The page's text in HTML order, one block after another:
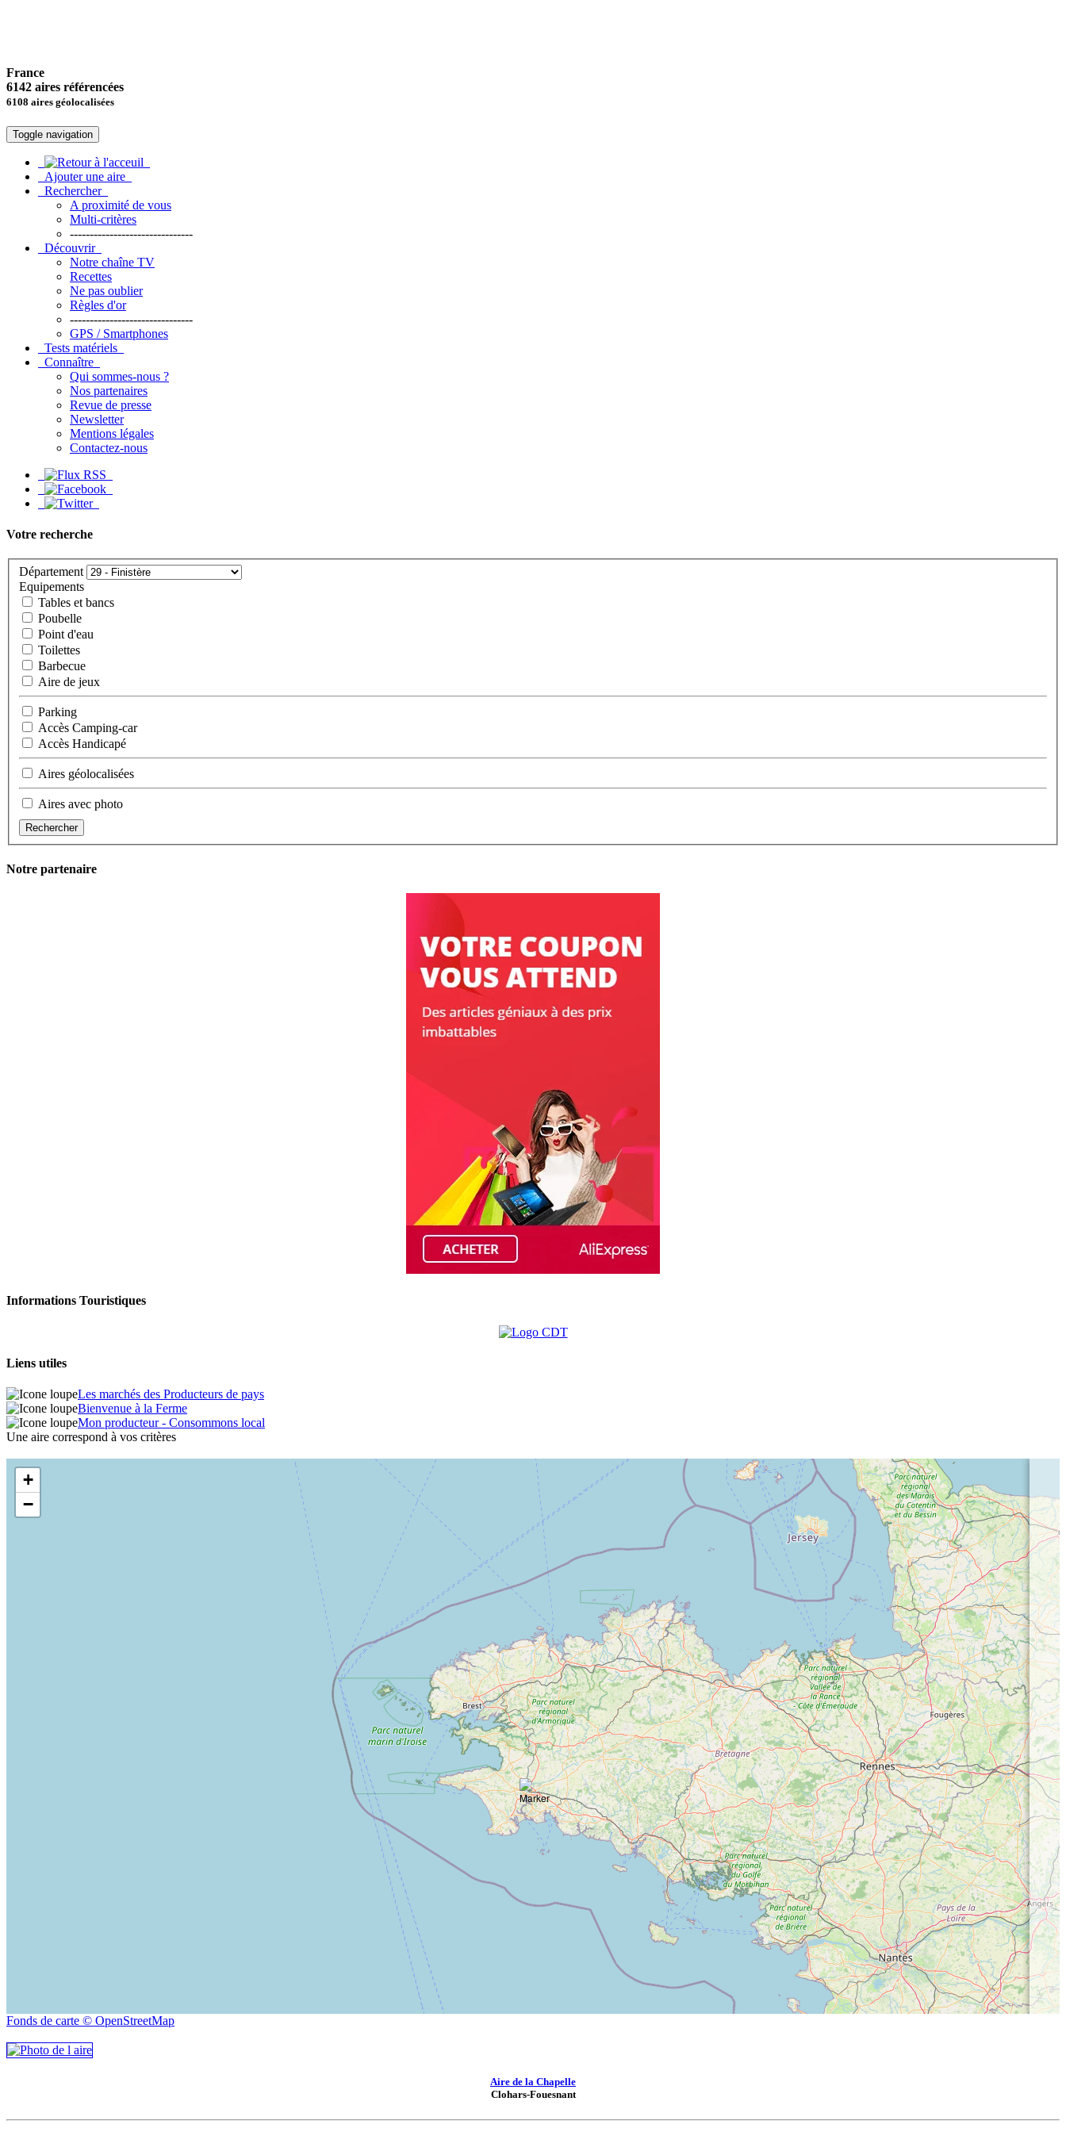
France
6142 aires référencées
6108 aires géolocalisées
Toggle navigation
Ajouter une aire
Rechercher
A proximité de vous
Multi-critères
-------------------------------
Découvrir
Notre chaîne TV
Recettes
Ne pas oublier
Règles d'or
-------------------------------
GPS / Smartphones
Tests matériels
Connaître
Qui sommes-nous ?
Nos partenaires
Revue de presse
Newsletter
Mentions légales
Contactez-nous
Votre recherche
Département
Equipements
Tables et bancs
Poubelle
Point d'eau
Toilettes
Barbecue
Aire de jeux
Parking
Accès Camping-car
Accès Handicapé
Aires géolocalisées
Aires avec photo
Rechercher
Notre partenaire
Informations Touristiques
Liens utiles
Les marchés des Producteurs de pays
Bienvenue à la Ferme
Mon producteur - Consommons local
Une aire correspond à vos critères
+
−
Fonds de carte © OpenStreetMap
Aire de la Chapelle
Clohars-Fouesnant